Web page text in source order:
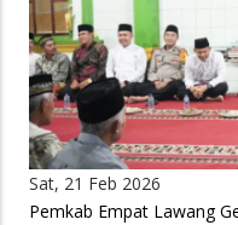
Sat, 21 Feb 2026
Pemkab Empat Lawang